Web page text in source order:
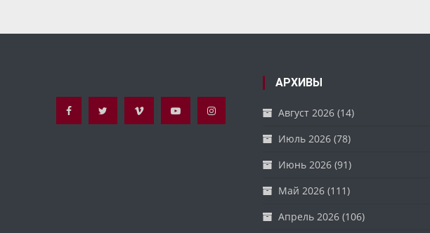
записям
АРХИВЫ
Август 2026(14)
Июль 2026(78)
Июнь 2026(91)
Май 2026(111)
Апрель 2026(106)